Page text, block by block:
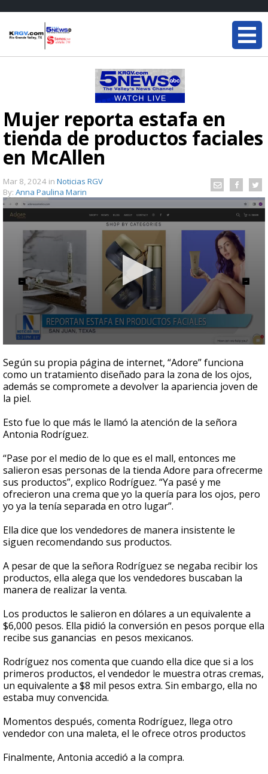
Mujer reporta estafa en
tienda de productos faciales
en McAllen
Mar 8, 2024 in Noticias RGV
By: Anna Paulina Marin
seconds
of
7
minutes,
26
seconds
Según su propia página de internet, “Adore” funciona
como un tratamiento diseñado para la zona de los ojos,
además se compromete a devolver la apariencia joven de
la piel.
Esto fue lo que más le llamó la atención de la señora
Antonia Rodríguez.
“Pase por el medio de lo que es el mall, entonces me
salieron esas personas de la tienda Adore para ofrecerme
sus productos”, explico Rodríguez. “Ya pasé y me
ofrecieron una crema que yo la quería para los ojos, pero
yo ya la tenía separada en otro lugar”.
Ella dice que los vendedores de manera insistente le
siguen recomendando sus productos.
A pesar de que la señora Rodríguez se negaba recibir los
productos, ella alega que los vendedores buscaban la
manera de realizar la venta.
Los productos le salieron en dólares a un equivalente a
$6,000 pesos. Ella pidió la conversión en pesos porque ella
recibe sus ganancias en pesos mexicanos.
Rodríguez nos comenta que cuando ella dice que si a los
primeros productos, el vendedor le muestra otras cremas,
un equivalente a $8 mil pesos extra. Sin embargo, ella no
estaba muy convencida.
Momentos después, comenta Rodríguez, llega otro
vendedor con una maleta, el le ofrece otros productos
Finalmente, Antonia accedió a la compra.